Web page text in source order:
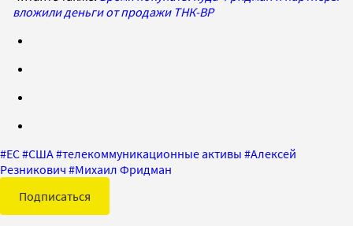
вложили деньги от продажи ТНК-BP
#ЕС#США#телекоммуникационные активы #Алексей
Резникович #Михаил Фридман
Подписаться